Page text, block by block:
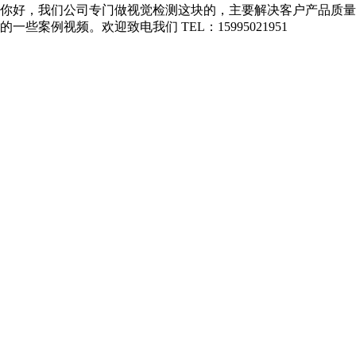
你好，我们公司专门做视觉检测这块的，主要解决客户产品质
的一些案例视频。欢迎致电我们 TEL：15995021951